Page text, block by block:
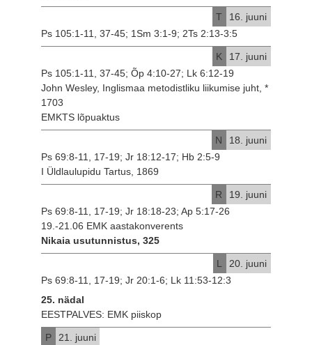
T
16. juuni
Ps 105:1-11, 37-45; 1Sm 3:1-9; 2Ts 2:13-3:5
K
17. juuni
Ps 105:1-11, 37-45; Õp 4:10-27; Lk 6:12-19
John Wesley, Inglismaa metodistliku liikumise juht, *
1703
EMKTS lõpuaktus
N
18. juuni
Ps 69:8-11, 17-19; Jr 18:12-17; Hb 2:5-9
I Üldlaulupidu Tartus, 1869
R
19. juuni
Ps 69:8-11, 17-19; Jr 18:18-23; Ap 5:17-26
19.-21.06 EMK aastakonverents
Nikaia usutunnistus, 325
L
20. juuni
Ps 69:8-11, 17-19; Jr 20:1-6; Lk 11:53-12:3
25. nädal
EESTPALVES: EMK piiskop
P
21. juuni